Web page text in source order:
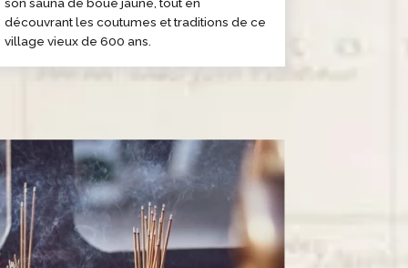
découvrant les coutumes et traditions de ce
village vieux de 600 ans.